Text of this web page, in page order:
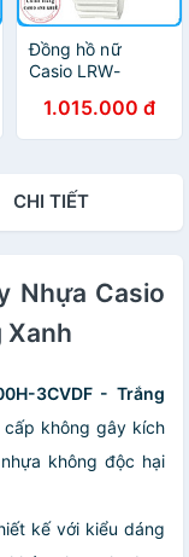
Đồng hồ nữ
Casio LRW-
dây nhựa
1.015.000 đ
CHI TIẾT
Nhựa Casio
Xanh
3CVDF - Trắng
không gây kích
không độc hại
kế với kiểu dáng